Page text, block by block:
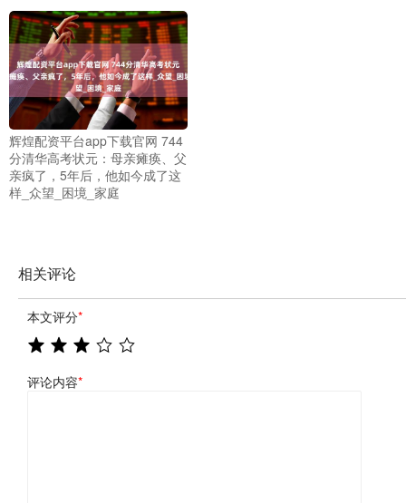
辉煌配资平台app下载官网 744
分清华高考状元：母亲瘫痪、父
亲疯了，5年后，他如今成了这
样_众望_困境_家庭
相关评论
本文评分*
评论内容*